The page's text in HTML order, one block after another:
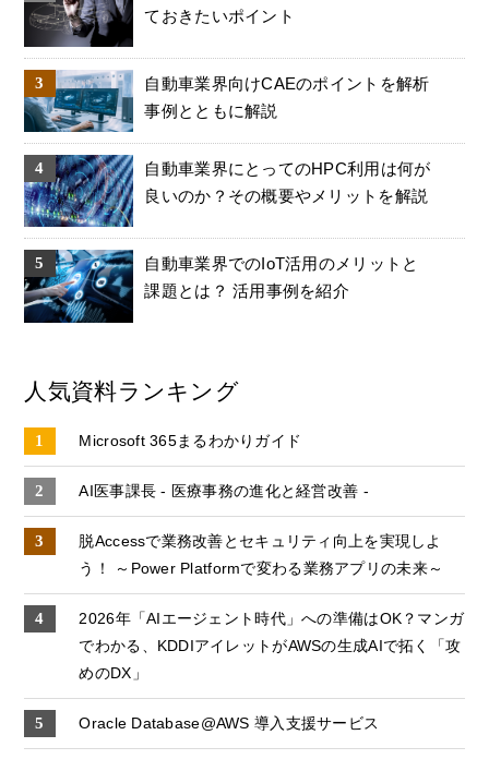
ておきたいポイント
自動車業界向けCAEのポイントを解析
事例とともに解説
自動車業界にとってのHPC利用は何が
良いのか？その概要やメリットを解説
自動車業界でのIoT活用のメリットと
課題とは？ 活用事例を紹介
人気資料ランキング
Microsoft 365まるわかりガイド
AI医事課長 - 医療事務の進化と経営改善 -
脱Accessで業務改善とセキュリティ向上を実現しよ
う！ ～Power Platformで変わる業務アプリの未来～
2026年「AIエージェント時代」への準備はOK？マンガ
でわかる、KDDIアイレットがAWSの生成AIで拓く「攻
めのDX」
Oracle Database@AWS 導入支援サービス